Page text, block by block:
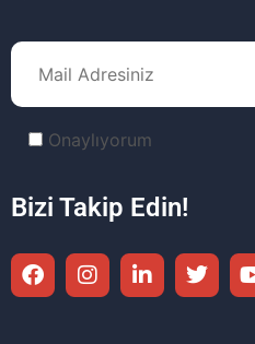
Onaylıyorum
Bizi Takip Edin!